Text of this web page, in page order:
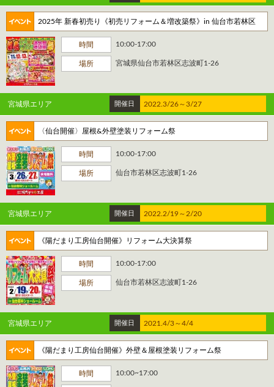
2025年 新春初売り《初売リフォーム＆増改築祭》in 仙台市若林区
時間 10:00-17:00
場所 宮城県仙台市若林区志波町1-26
宮城県エリア 開催日 2022.3/26～3/27
〈仙台開催〉屋根&外壁塗装リフォーム祭
時間 10:00-17:00
場所 仙台市若林区志波町1-26
宮城県エリア 開催日 2022.2/19～2/20
《陽だまり工房仙台開催》リフォーム大決算祭
時間 10:00-17:00
場所 仙台市若林区志波町1-26
宮城県エリア 開催日 2021.4/3～4/4
《陽だまり工房仙台開催》外壁＆屋根塗装リフォーム祭
時間 10:00~17:00